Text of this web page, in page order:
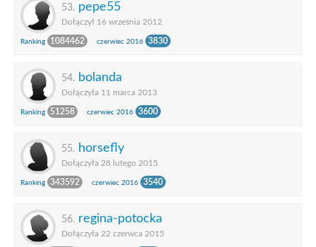
53. pepe55
Dołączył 16 września 2012
Ranking 1084462 czerwiec 2016 3830
54. bolanda
Dołączyła 11 marca 2013
Ranking 51258 czerwiec 2016 3600
55. horsefly
Dołączyła 28 lutego 2015
Ranking 343592 czerwiec 2016 3540
56. regina-potocka
Dołączyła 22 czerwca 2015